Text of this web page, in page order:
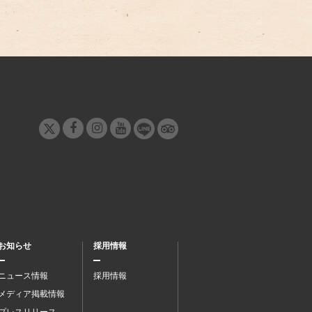
知らせ
ュース情報
ディア掲載情報
採用情報
採用情報